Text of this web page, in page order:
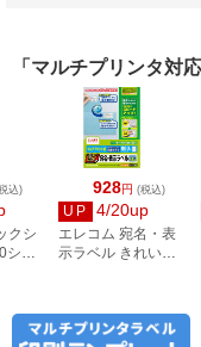
「マルチプリンタ対
928円 (税込)
UP 4/20up
エレコム 宛名・表
示ラベル きれい貼
込)
クシ
ー